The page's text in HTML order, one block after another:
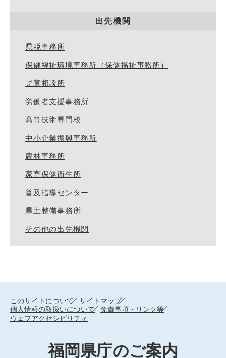
出先機関
県税事務所
保健福祉環境事務所（保健福祉事務所）
児童相談所
労働者支援事務所
高等技術専門校
中小企業振興事務所
農林事務所
家畜保健衛生所
普及指導センター
県土整備事務所
その他の出先機関
このサイトについて
サイトマップ
個人情報の取扱いについて
免責事項・リンク等
ウェブアクセシビリティ
福岡県庁のご案内